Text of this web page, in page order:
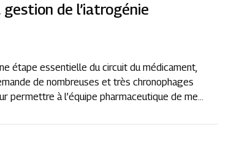
de l’iatrogénie
étape essentielle du circuit du médicament,
de nombreuses et très chronophages
permettre à l’équipe pharmaceutique de me...